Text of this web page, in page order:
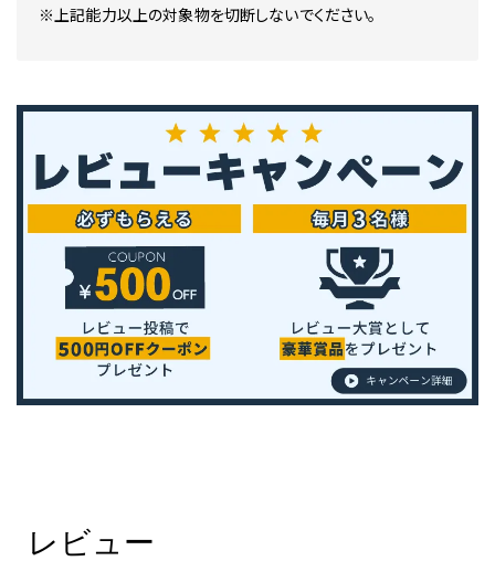
※上記能力以上の対象物を切断しないでください。
レビュー